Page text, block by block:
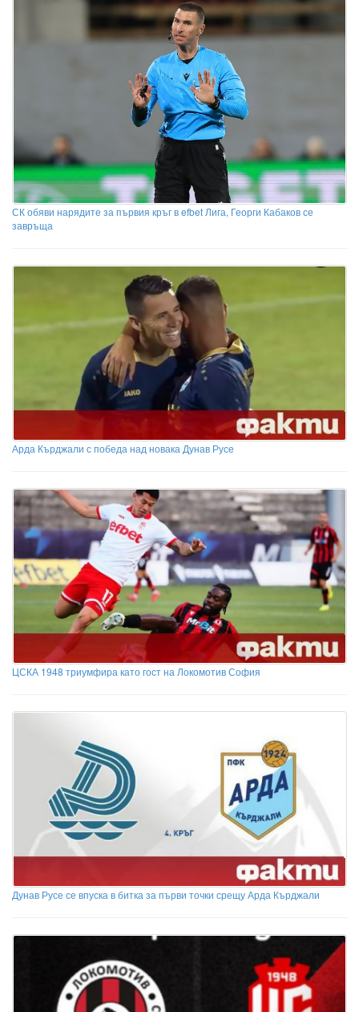
СК обяви нарядите за първия кръг в efbet Лига, Георги Кабаков се
завръща
Арда Кърджали с победа над новака Дунав Русе
ЦСКА 1948 триумфира като гост на Локомотив София
Дунав Русе се впуска в битка за първи точки срещу Арда Кърджали